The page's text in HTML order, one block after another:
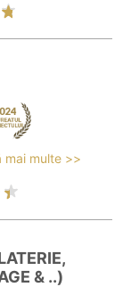
mai multe >>
& ..)